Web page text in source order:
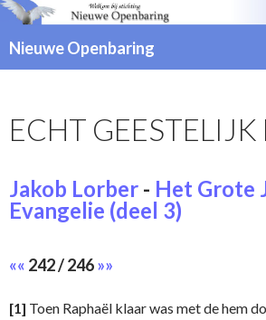
Nieuwe Openbaring
SPRINGEN
ECHT GEESTELIJK
Jakob Lorber - Het Grote
Evangelie (deel 3)
«« 242 / 246»»
[1] Toen Raphaël klaar was met de hem